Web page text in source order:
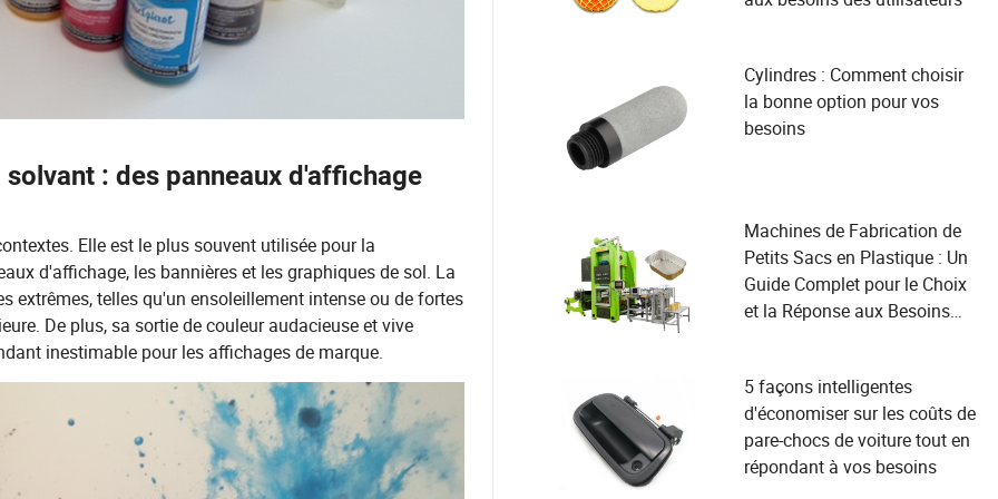
: des panneaux d'affichage
Elle est le plus souvent utilisée pour la
d'affichage, les bannières et les graphiques de sol. La
extrêmes, telles qu'un ensoleillement intense ou de fortes
De plus, sa sortie de couleur audacieuse et vive
inestimable pour les affichages de marque.
Cylindres : Comment choisir
la bonne option pour vos
besoins
Machines de Fabrication de
Petits Sacs en Plastique : Un
Guide Complet pour le Choix
et la Réponse aux Besoins
5 façons intelligentes
d'économiser sur les coûts de
pare-chocs de voiture tout en
répondant à vos besoins